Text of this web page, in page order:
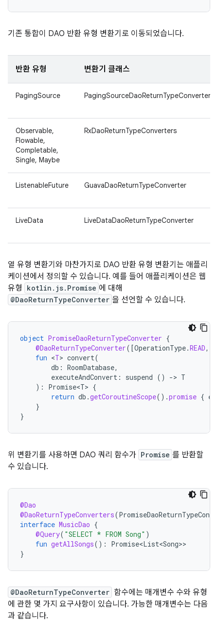
기존 통합이 DAO 반환 유형 변환기로 이동되었습니다.
반환 유형 변환기 클래스
PagingSource PagingSourceDaoReturnTypeConverter
Observable,
Flowable,
Completable,
Single, Maybe
RxDaoReturnTypeConverters
ListenableFuture GuavaDaoReturnTypeConverter
LiveData LiveDataDaoReturnTypeConverter
열 유형 변환기와 마찬가지로 DAO 반환 유형 변환기는 애플리
케이션에서 정의할 수 있습니다. 예를 들어 애플리케이션은 웹
유형
kotlin.js.Promise 에 대해
@DaoReturnTypeConverter 을 선언할 수 있습니다.
object PromiseDaoReturnTypeConverter {
@DaoReturnTypeConverter( [OperationType.READ,
fun <T> convert(
db : RoomDatabase,
executeAndConvert : suspend () -> T
):
Promise<T> {
return db .getCoroutineScope().promise {
}
}
위 변환기를 사용하면 DAO 쿼리 함수가 Promise 를 반환할
수 있습니다.
@Dao
@DaoReturnTypeConverters(
interface MusicDao {
@Query( "SELECT * FROM Song" )
fun getAllSongs(): Promise<List<Song>
}
@DaoReturnTypeConverter 함수에는 매개변수 수와 유형
에 관한 몇 가지 요구사항이 있습니다. 가능한 매개변수는 다음
과 같습니다.